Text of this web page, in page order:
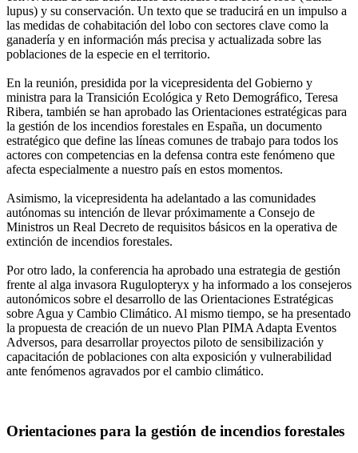
lupus) y su conservación. Un texto que se traducirá en un impulso a
las medidas de cohabitación del lobo con sectores clave como la
ganadería y en información más precisa y actualizada sobre las
poblaciones de la especie en el territorio.
En la reunión, presidida por la vicepresidenta del Gobierno y
ministra para la Transición Ecológica y Reto Demográfico, Teresa
Ribera, también se han aprobado las Orientaciones estratégicas para
la gestión de los incendios forestales en España, un documento
estratégico que define las líneas comunes de trabajo para todos los
actores con competencias en la defensa contra este fenómeno que
afecta especialmente a nuestro país en estos momentos.
Asimismo, la vicepresidenta ha adelantado a las comunidades
autónomas su intención de llevar próximamente a Consejo de
Ministros un Real Decreto de requisitos básicos en la operativa de
extinción de incendios forestales.
Por otro lado, la conferencia ha aprobado una estrategia de gestión
frente al alga invasora Rugulopteryx y ha informado a los consejeros
autonómicos sobre el desarrollo de las Orientaciones Estratégicas
sobre Agua y Cambio Climático. Al mismo tiempo, se ha presentado
la propuesta de creación de un nuevo Plan PIMA Adapta Eventos
Adversos, para desarrollar proyectos piloto de sensibilización y
capacitación de poblaciones con alta exposición y vulnerabilidad
ante fenómenos agravados por el cambio climático.
Orientaciones para la gestión de incendios forestales